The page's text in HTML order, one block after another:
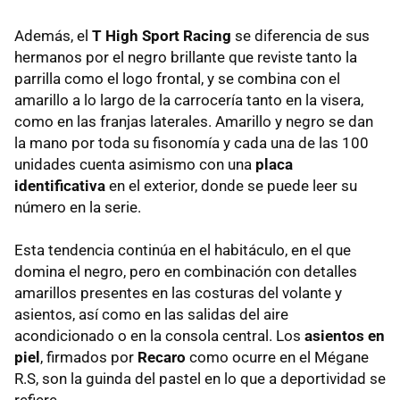
Además, el T High Sport Racing se diferencia de sus
hermanos por el negro brillante que reviste tanto la
parrilla como el logo frontal, y se combina con el
amarillo a lo largo de la carrocería tanto en la visera,
como en las franjas laterales. Amarillo y negro se dan
la mano por toda su fisonomía y cada una de las 100
unidades cuenta asimismo con una placa
identificativa en el exterior, donde se puede leer su
número en la serie.
Esta tendencia continúa en el habitáculo, en el que
domina el negro, pero en combinación con detalles
amarillos presentes en las costuras del volante y
asientos, así como en las salidas del aire
acondicionado o en la consola central. Los asientos en
piel , firmados por Recaro como ocurre en el Mégane
R.S, son la guinda del pastel en lo que a deportividad se